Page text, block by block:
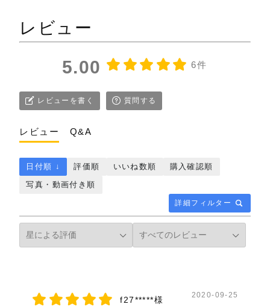
レビュー
5.00 6件
レビューを書く 質問する
レビュー Q&A
詳細フィルター
日付順 ↓ 評価順 いいね数順
購入確認順
写真・動画付き順
f27*****様 2020-09-25